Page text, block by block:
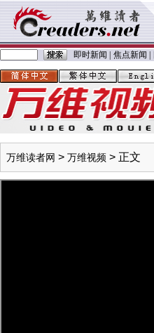
即时新闻 焦点新闻
万维读者网 > 万维视频 > 正文